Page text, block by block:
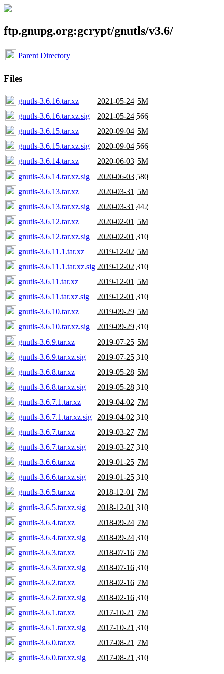
ftp.gnupg.org:gcrypt/gnutls/v3.6/
Parent Directory
Files
gnutls-3.6.16.tar.xz 2021-05-24 5M
gnutls-3.6.16.tar.xz.sig
2021-05-24 566
gnutls-3.6.15.tar.xz
2020-09-04 5M
gnutls-3.6.15.tar.xz.sig
2020-09-04 566
gnutls-3.6.14.tar.xz
2020-06-03 5M
gnutls-3.6.14.tar.xz.sig
2020-06-03 580
gnutls-3.6.13.tar.xz
2020-03-31 5M
gnutls-3.6.13.tar.xz.sig
2020-03-31 442
gnutls-3.6.12.tar.xz
2020-02-01 5M
gnutls-3.6.12.tar.xz.sig
2020-02-01 310
gnutls-3.6.11.1.tar.xz
2019-12-02 5M
gnutls-3.6.11.1.tar.xz.sig 2019-12-02 310
gnutls-3.6.11.tar.xz
2019-12-01 5M
gnutls-3.6.11.tar.xz.sig
2019-12-01 310
gnutls-3.6.10.tar.xz
2019-09-29 5M
gnutls-3.6.10.tar.xz.sig
2019-09-29 310
gnutls-3.6.9.tar.xz
2019-07-25 5M
gnutls-3.6.9.tar.xz.sig
2019-07-25 310
gnutls-3.6.8.tar.xz
2019-05-28 5M
gnutls-3.6.8.tar.xz.sig
2019-05-28 310
gnutls-3.6.7.1.tar.xz
2019-04-02 7M
gnutls-3.6.7.1.tar.xz.sig
2019-04-02 310
gnutls-3.6.7.tar.xz
2019-03-27 7M
gnutls-3.6.7.tar.xz.sig
2019-03-27 310
gnutls-3.6.6.tar.xz
2019-01-25 7M
gnutls-3.6.6.tar.xz.sig
2019-01-25 310
gnutls-3.6.5.tar.xz
2018-12-01 7M
gnutls-3.6.5.tar.xz.sig
2018-12-01 310
gnutls-3.6.4.tar.xz
2018-09-24 7M
gnutls-3.6.4.tar.xz.sig
2018-09-24 310
gnutls-3.6.3.tar.xz
2018-07-16 7M
gnutls-3.6.3.tar.xz.sig
2018-07-16 310
gnutls-3.6.2.tar.xz
2018-02-16 7M
gnutls-3.6.2.tar.xz.sig
2018-02-16 310
gnutls-3.6.1.tar.xz
2017-10-21 7M
gnutls-3.6.1.tar.xz.sig
2017-10-21 310
gnutls-3.6.0.tar.xz
2017-08-21 7M
gnutls-3.6.0.tar.xz.sig
2017-08-21 310